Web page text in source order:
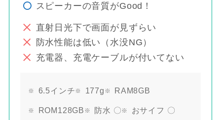
スピーカーの音質がGood！
直射日光下で画面が見ずらい
防水性能は低い（水没NG）
充電器、充電ケーブルが付いてない
6.5インチ 177g RAM8GB
ROM128GB 防水 〇 おサイフ 〇